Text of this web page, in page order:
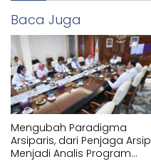
Baca Juga
Mengubah Paradigma
Arsiparis, dari Penjaga Arsip
Menjadi Analis Program